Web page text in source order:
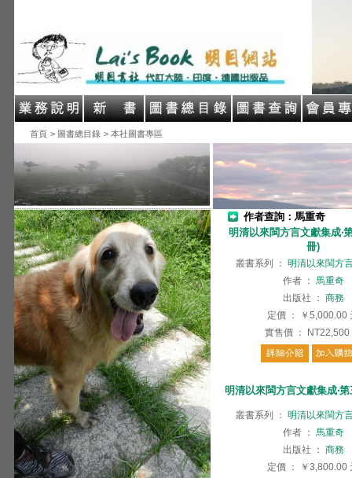
首頁 > 圖書總目錄 > 本社圖書專區
作者查詢：馬重奇
明清以來閩方言文獻集成‧
冊)
叢書系列 ： 明清以來閩方
作者 ： 馬重奇
出版社
： 商務
定價 ： ￥5,000.00
實售價 ： NT22,500
明清以來閩方言文獻集成‧
叢書系列 ： 明清以來閩方
作者 ： 馬重奇
出版社
： 商務
定價 ： ￥3,800.00